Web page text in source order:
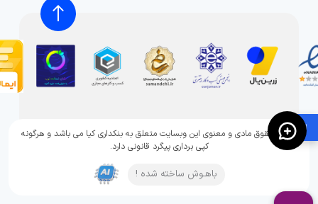
🛍️
تمامی حقوق مادی و معنوی این وبسایت متعلق به بنکداری کیا می باشد و هرگونه
کپی برداری پیگرد قانونی دارد.
باهـوش ساخته شده !